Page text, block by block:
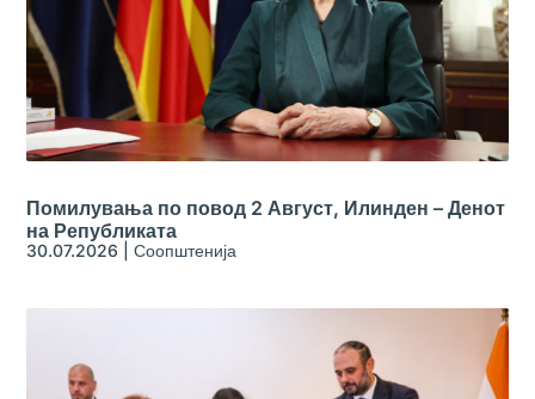
Помилувања по повод 2 Август, Илинден – Денот
на Републиката
30.07.2026 |Соопштенија